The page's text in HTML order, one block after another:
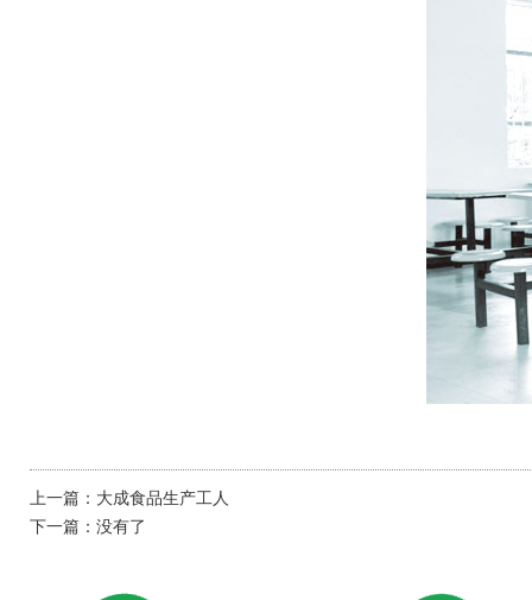
上一篇： 大成食品生产工人
下一篇： 没有了